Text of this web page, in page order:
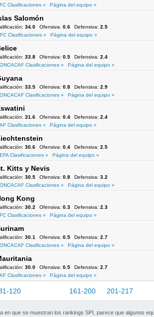
Clasificaciones »
Página del equipo »
Salomón
34.0 Ofensiva: 0.6 Defensiva: 2.5
Clasificaciones »
Página del equipo »
33.8 Ofensiva: 0.5 Defensiva: 2.4
Clasificaciones »
Página del equipo »
33.5 Ofensiva: 0.8 Defensiva: 2.9
Clasificaciones »
Página del equipo »
31.6 Ofensiva: 0.4 Defensiva: 2.4
Clasificaciones »
Página del equipo »
30.6 Ofensiva: 0.4 Defensiva: 2.5
Clasificaciones »
Página del equipo »
Kitts y Nevis
30.5 Ofensiva: 0.8 Defensiva: 3.2
Clasificaciones »
Página del equipo »
Kong
30.2 Ofensiva: 0.3 Defensiva: 2.3
Clasificaciones »
Página del equipo »
30.1 Ofensiva: 0.5 Defensiva: 2.7
Clasificaciones »
Página del equipo »
30.0 Ofensiva: 0.5 Defensiva: 2.7
Clasificaciones »
Página del equipo »
120 161-200 201-217
en que se muestran los rankings SPI, parece que algunos